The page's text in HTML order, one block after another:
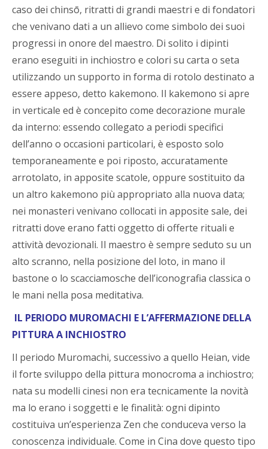
caso dei chinsō, ritratti di grandi maestri e di fondatori
che venivano dati a un allievo come simbolo dei suoi
progressi in onore del maestro. Di solito i dipinti
erano eseguiti in inchiostro e colori su carta o seta
utilizzando un supporto in forma di rotolo destinato a
essere appeso, detto kakemono. Il kakemono si apre
in verticale ed è concepito come decorazione murale
da interno: essendo collegato a periodi specifici
dell’anno o occasioni particolari, è esposto solo
temporaneamente e poi riposto, accuratamente
arrotolato, in apposite scatole, oppure sostituito da
un altro kakemono più appropriato alla nuova data;
nei monasteri venivano collocati in apposite sale, dei
ritratti dove erano fatti oggetto di offerte rituali e
attività devozionali. Il maestro è sempre seduto su un
alto scranno, nella posizione del loto, in mano il
bastone o lo scacciamosche dell’iconografia classica o
le mani nella posa meditativa.
IL PERIODO MUROMACHI E L’AFFERMAZIONE DELLA
PITTURA A INCHIOSTRO
Il periodo Muromachi, successivo a quello Heian, vide
il forte sviluppo della pittura monocroma a inchiostro;
nata su modelli cinesi non era tecnicamente la novità
ma lo erano i soggetti e le finalità: ogni dipinto
costituiva un’esperienza Zen che conduceva verso la
conoscenza individuale. Come in Cina dove questo tipo